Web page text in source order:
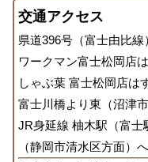
交通アクセス
県道396号（富士由比線
ワークマン富士松岡店
しゃぶ葉 富士松岡店は
富士川橋より東（沼津
JR身延線 柚木駅（富士
（静岡市清水区方面）